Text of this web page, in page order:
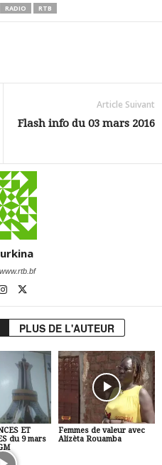
RADIO RTB
Article Suivant
Flash info du 03 mars 2016
PLUS DE L'AUTEUR
ET
du 9 mars
Femmes de valeur avec
Alizèta Rouamba